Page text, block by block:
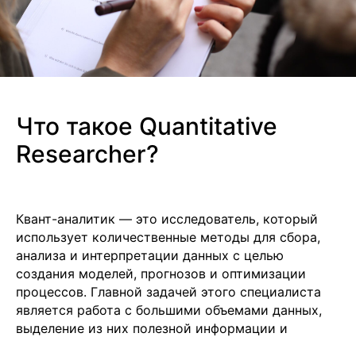
Что такое Quantitative
Researcher?
Квант-аналитик — это исследователь, который
использует количественные методы для сбора,
анализа и интерпретации данных с целью
создания моделей, прогнозов и оптимизации
процессов. Главной задачей этого специалиста
является работа с большими объемами данных,
выделение из них полезной информации и